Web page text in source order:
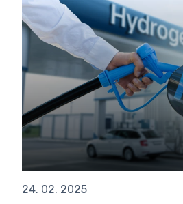
24. 02. 2025